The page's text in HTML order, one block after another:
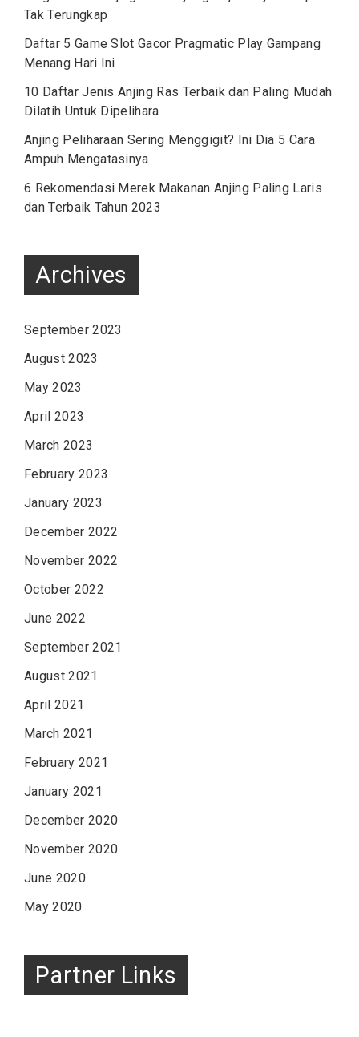
Tak Terungkap
Daftar 5 Game Slot Gacor Pragmatic Play Gampang
Menang Hari Ini
10 Daftar Jenis Anjing Ras Terbaik dan Paling Mudah
Dilatih Untuk Dipelihara
Anjing Peliharaan Sering Menggigit? Ini Dia 5 Cara
Ampuh Mengatasinya
6 Rekomendasi Merek Makanan Anjing Paling Laris
dan Terbaik Tahun 2023
Archives
September 2023
August 2023
May 2023
April 2023
March 2023
February 2023
January 2023
December 2022
November 2022
October 2022
June 2022
September 2021
August 2021
April 2021
March 2021
February 2021
January 2021
December 2020
November 2020
June 2020
May 2020
Partner Links